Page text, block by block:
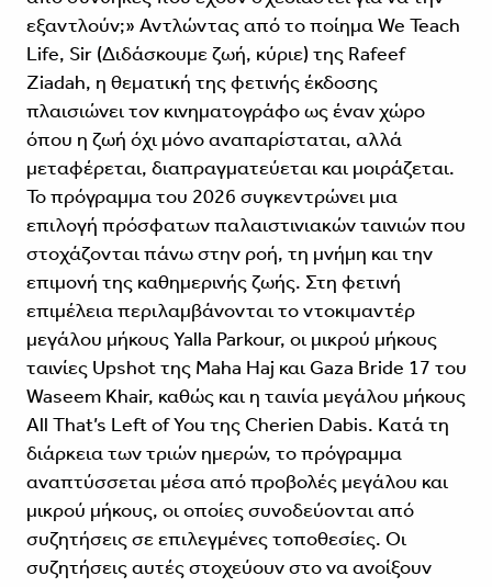
εξαντλούν;» Αντλώντας από το ποίημα We Teach
Life, Sir (Διδάσκουμε ζωή, κύριε) της Rafeef
Ziadah, η θεματική της φετινής έκδοσης
πλαισιώνει τον κινηματογράφο ως έναν χώρο
όπου η ζωή όχι μόνο αναπαρίσταται, αλλά
μεταφέρεται, διαπραγματεύεται και μοιράζεται.
Το πρόγραμμα του 2026 συγκεντρώνει μια
επιλογή πρόσφατων παλαιστινιακών ταινιών που
στοχάζονται πάνω στην ροή, τη μνήμη και την
επιμονή της καθημερινής ζωής. Στη φετινή
επιμέλεια περιλαμβάνονται το ντοκιμαντέρ
μεγάλου μήκους Yalla Parkour, οι μικρού μήκους
ταινίες Upshot της Maha Haj και Gaza Bride 17 του
Waseem Khair, καθώς και η ταινία μεγάλου μήκους
All That’s Left of You της Cherien Dabis. Κατά τη
διάρκεια των τριών ημερών, το πρόγραμμα
αναπτύσσεται μέσα από προβολές μεγάλου και
μικρού μήκους, οι οποίες συνοδεύονται από
συζητήσεις σε επιλεγμένες τοποθεσίες. Οι
συζητήσεις αυτές στοχεύουν στο να ανοίξουν